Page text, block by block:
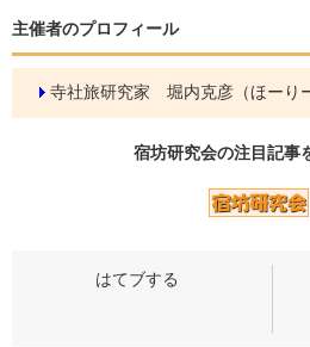
主催者のプロフィール
寺社旅研究家 堀内克彦（ほーり
宿坊研究会の注目記事